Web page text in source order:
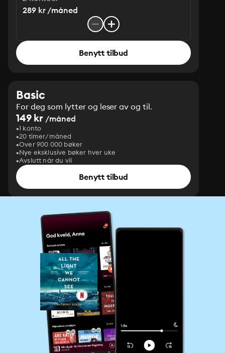
289 kr /måned
Benytt tilbud
Basic
For deg som lytter og leser av og til.
149 kr /måned
1 konto
20 timer/måned
Over 900 000 bøker
Nye eksklusive bøker hver uke
Avslutt når du vil
Benytt tilbud